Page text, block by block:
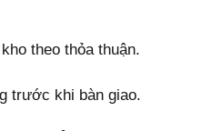
theo thỏa thuận.
trước khi bàn giao.